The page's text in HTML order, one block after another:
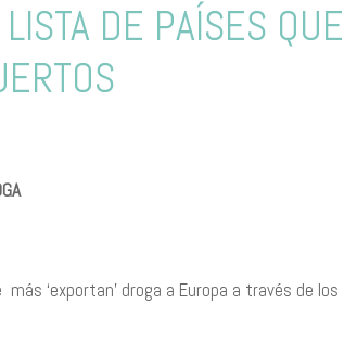
DE PAÍSES QUE
‘exportan’ droga a Europa a través de los